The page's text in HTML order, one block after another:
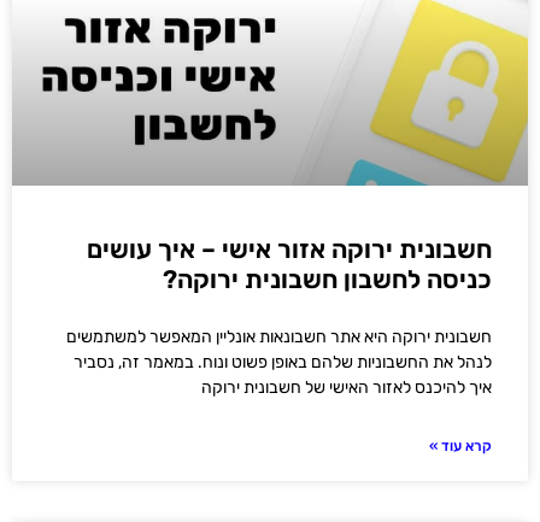
חשבונית ירוקה אזור אישי – איך עושים
כניסה לחשבון חשבונית ירוקה?
חשבונית ירוקה היא אתר חשבונאות אונליין המאפשר למשתמשים
לנהל את החשבוניות שלהם באופן פשוט ונוח. במאמר זה, נסביר
איך להיכנס לאזור האישי של חשבונית ירוקה
קרא עוד »